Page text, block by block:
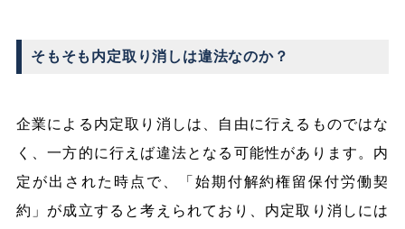
そもそも内定取り消しは違法なのか？
企業による内定取り消しは、自由に行えるものではな
く、一方的に行えば違法となる可能性があります。内
定が出された時点で、「始期付解約権留保付労働契
約」が成立すると考えられており、内定取り消しには